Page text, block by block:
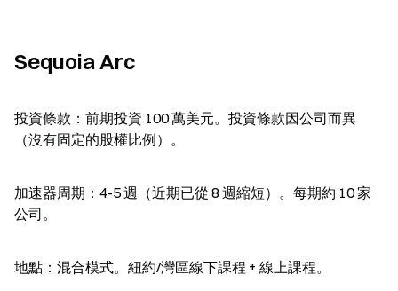
Sequoia Arc
投資條款：前期投資 100 萬美元。投資條款因公司而異
（沒有固定的股權比例）。
加速器周期：4-5 週（近期已從 8 週縮短）。每期約 10 家
公司。
地點：混合模式。紐約/灣區線下課程 + 線上課程。